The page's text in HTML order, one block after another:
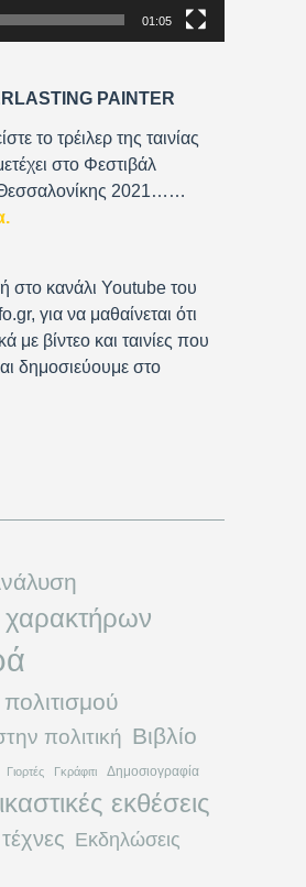
01:05
PAINTER
το τρέιλερ της ταινίας
στο Φεστιβάλ
Θεσσαλονίκης 2021……
.
στο κανάλι Youtube του
για να μαθαίνεται ότι
με βίντεο και ταινίες που
δημοσιεύουμε στο
πολιτική Βιβλίο
Γιορτές Γκράφιτι Δημοσιογραφία
εκθέσεις
Εκδηλώσεις